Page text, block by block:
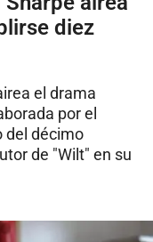
diez
el drama
por el
del décimo
de "Wilt" en su